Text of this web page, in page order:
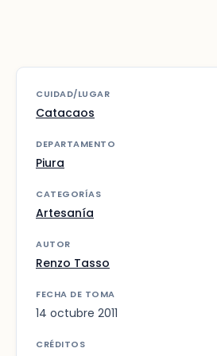
CUIDAD/LUGAR
Catacaos
DEPARTAMENTO
Piura
CATEGORÍAS
Artesanía
AUTOR
Renzo Tasso
FECHA DE TOMA
14 octubre 2011
CRÉDITOS